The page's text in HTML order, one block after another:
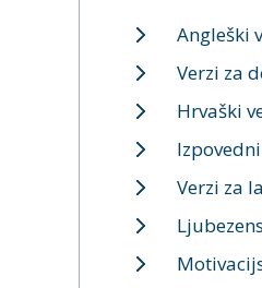
Angleški
Verzi za
Hrvaški
Verzi za